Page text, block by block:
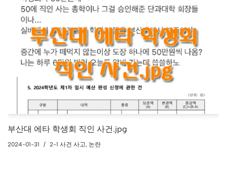
부산대 에타 학생회 직인 사건.jpg
2024-01-31 2-1 사건 사고, 논란